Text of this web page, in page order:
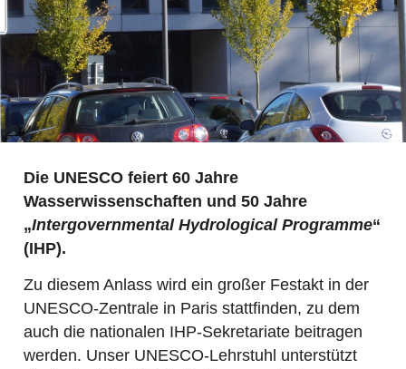
Die UNESCO feiert 60 Jahre
Wasserwissenschaften und 50 Jahre
„Intergovernmental Hydrological Programme“
(IHP).
Zu diesem Anlass wird ein großer Festakt in der
UNESCO-Zentrale in Paris stattfinden, zu dem
auch die nationalen IHP-Sekretariate beitragen
werden. Unser UNESCO-Lehrstuhl unterstützt